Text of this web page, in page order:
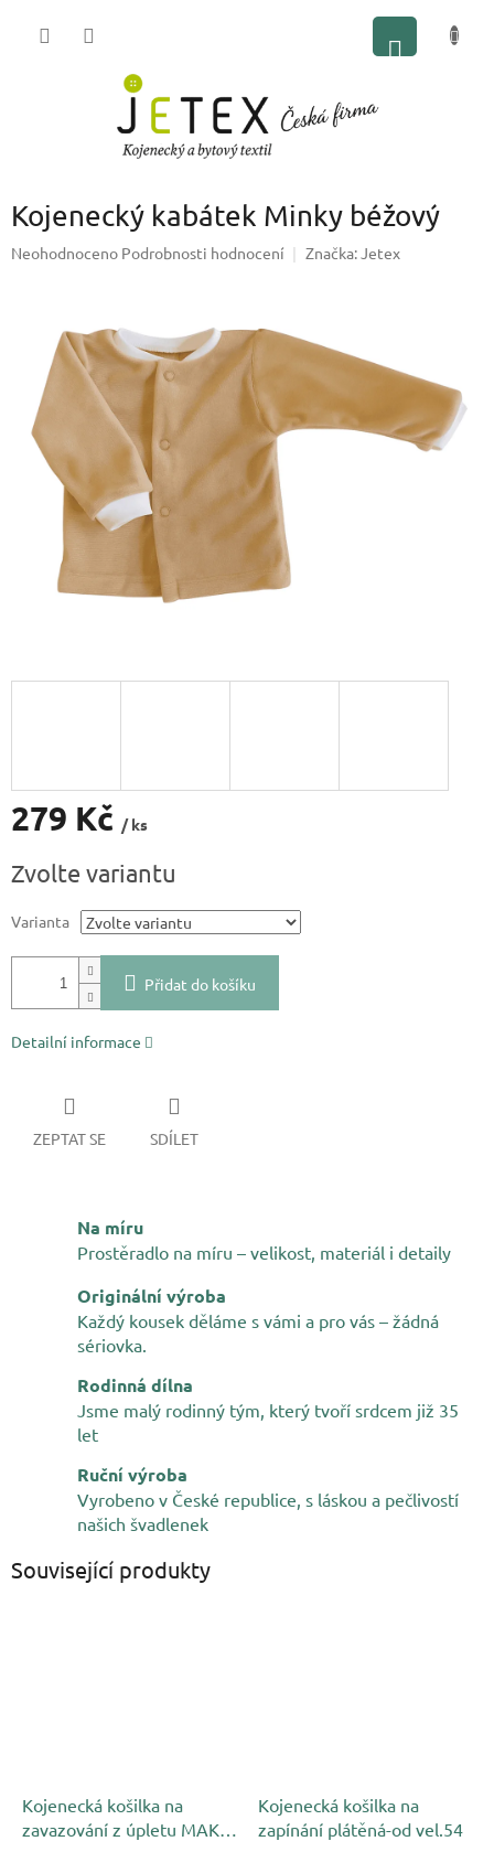
Kojenecký kabátek Minky béžový
Průměrné
hvězdiček.
Neohodnoceno Podrobnosti hodnocení Značka:Jetex
279 Kč / ks
cena:
Zvolte variantu
Varianta
Přidat do košíku
Detailní informace
ZEPTAT SE SDÍLET
Na míru
Prostěradlo na míru – velikost, materiál i detaily
Originální výroba
Každý kousek děláme s vámi a pro vás – žádná
sériovka.
Rodinná dílna
Jsme malý rodinný tým, který tvoří srdcem již 35
let
Ruční výroba
Vyrobeno v České republice, s láskou a pečlivostí
našich švadlenek
Související produkty
Kojenecká košilka na
zavazování z úpletu MAKO
Kojenecká košilka na
zapínání plátěná-od vel.54